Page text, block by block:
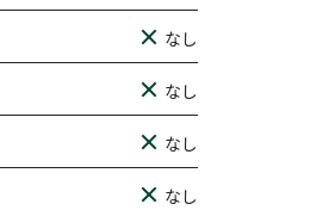
なし
なし
なし
なし